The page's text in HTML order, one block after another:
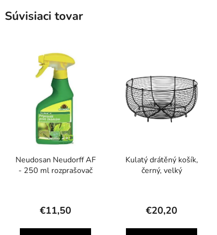
Súvisiaci tovar
Neudosan Neudorff AF
- 250 ml rozprašovač
€11,50
Kulatý drátěný košík,
černý, velký
€20,20